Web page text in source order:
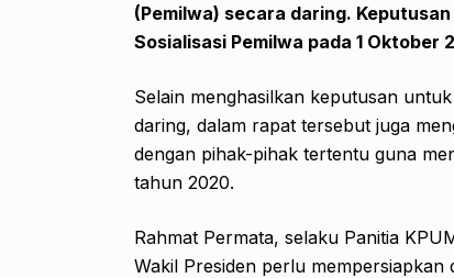
(Pemilwa) secara daring.
Sosialisasi Pemilwa pada 1 Oktober
Selain menghasilkan keputusan
daring, dalam rapat tersebut juga
dengan pihak-pihak tertentu guna
tahun 2020.
Rahmat Permata, selaku Panitia
Wakil Presiden perlu